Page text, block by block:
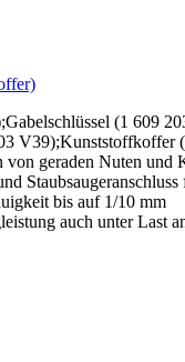
(1 609
V39);Kunststoffkoffer
von geraden Nuten und
bis auf 1/10 mm
auch unter Last